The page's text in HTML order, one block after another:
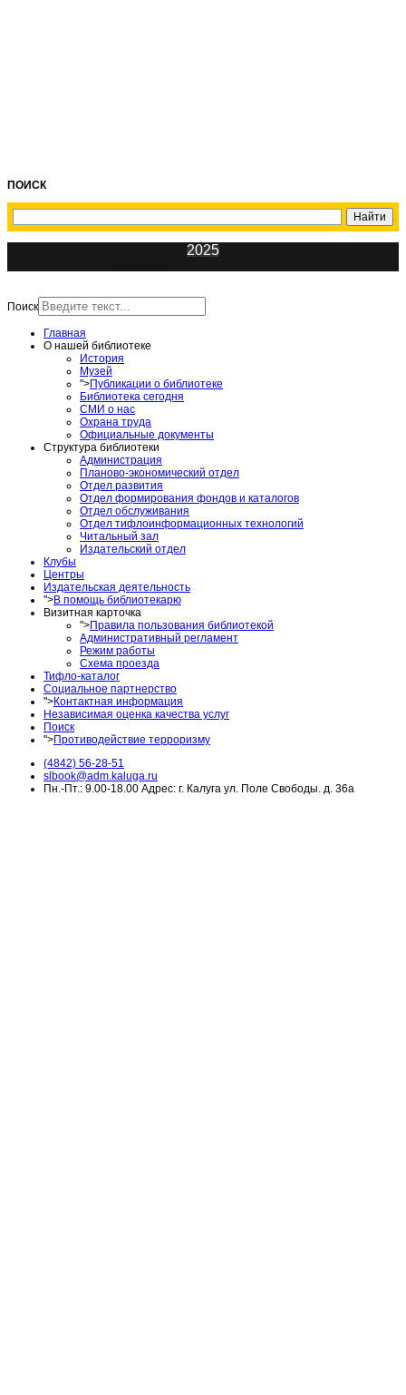
ПОИСК
2025
Поиск
Главная
О нашей библиотеке
История
Музей
">Публикации о библиотеке
Библиотека сегодня
СМИ о нас
Охрана труда
Официальные документы
Структура библиотеки
Администрация
Планово-экономический отдел
Отдел развития
Отдел формирования фондов и каталогов
Отдел обслуживания
Отдел тифлоинформационных технологий
Читальный зал
Издательский отдел
Клубы
Центры
Издательская деятельность
">В помощь библиотекарю
Визитная карточка
">Правила пользования библиотекой
Административный регламент
Режим работы
Схема проезда
Тифло-каталог
Социальное партнерство
">Контактная информация
Независимая оценка качества услуг
Поиск
">Противодействие терроризму
(4842) 56-28-51
slbook@adm.kaluga.ru
Пн.-Пт.: 9.00-18.00 Адрес: г. Калуга ул. Поле Свободы. д. 36а